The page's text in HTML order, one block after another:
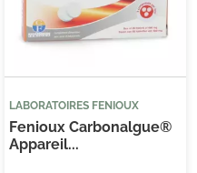
LABORATOIRES FENIOUX
Fenioux Carbonalgue®
Appareil...